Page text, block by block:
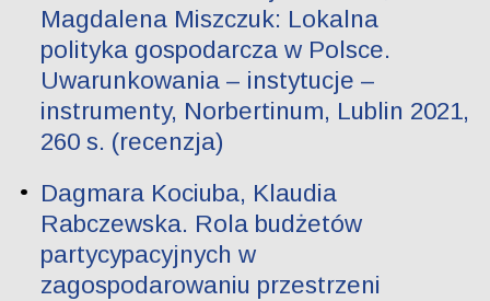
Magdalena Miszczuk: Lokalna
polityka gospodarcza w Polsce.
Uwarunkowania – instytucje –
instrumenty, Norbertinum, Lublin 2021,
260 s. (recenzja)
Dagmara Kociuba, Klaudia
Rabczewska. Rola budżetów
partycypacyjnych w
zagospodarowaniu przestrzeni